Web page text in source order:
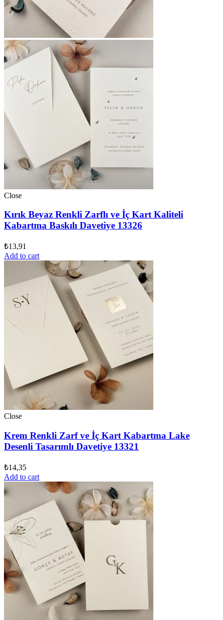
Close
Kırık Beyaz Renkli Zarflı ve İç Kart Kaliteli
Kabartma Baskılı Davetiye 13326
₺13,91
Add to cart
Close
Krem Renkli Zarf ve İç Kart Kabartma Lake
Desenli Tasarımlı Davetiye 13321
₺14,35
Add to cart